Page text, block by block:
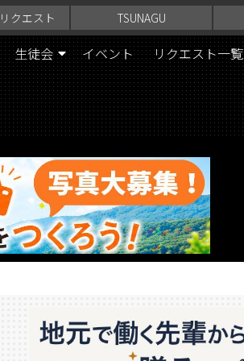
クエスト TSUNAGU
生徒会 イベント リクエスト一覧